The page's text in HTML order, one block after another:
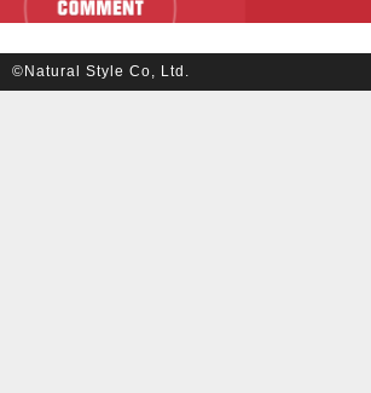
©Natural Style Co, Ltd.